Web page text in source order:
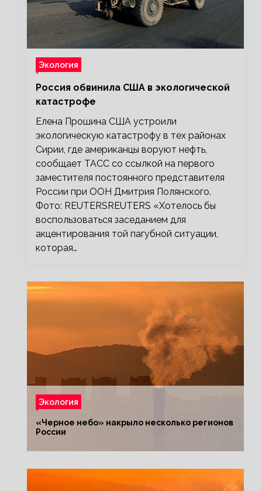
Экология
Россия обвинила США в экологической
катастрофе
Елена Прошина США устроили
экологическую катастрофу в тех районах
Сирии, где американцы воруют нефть,
сообщает ТАСС со ссылкой на первого
заместителя постоянного представителя
России при ООН Дмитрия Полянского.
Фото: REUTERSREUTERS «Хотелось бы
воспользоваться заседанием для
акцентирования той пагубной ситуации,
которая…
Экология
«Черное небо» накрыло несколько регионов
России